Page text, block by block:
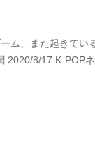
北 衡陽路
ム、また起きて
2020/8/17 K-POP